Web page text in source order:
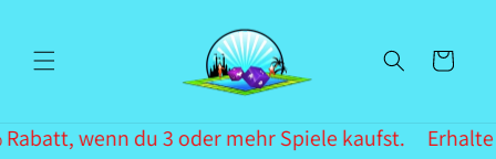
Warenkorb
wenn du 3 oder mehr Spiele kaufst.